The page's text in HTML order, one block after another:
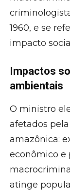
1960, e se
impacto
Impactos
ambientais
O ministro
afetados
amazônica:
econômico e
atinge